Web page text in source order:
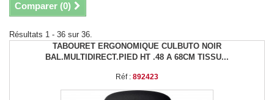
Comparer (0)
Résultats 1 - 36 sur 36.
TABOURET ERGONOMIQUE CULBUTO NOIR
BAL.MULTIDIRECT.PIED HT .48 A 68CM TISSU...
Réf : 892423